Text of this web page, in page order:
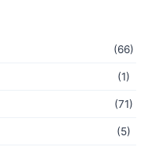
(66)
(1)
(71)
(5)